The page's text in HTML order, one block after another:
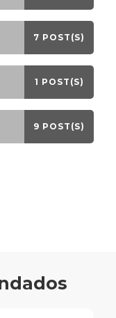
7 POST(S)
1 POST(S)
9 POST(S)